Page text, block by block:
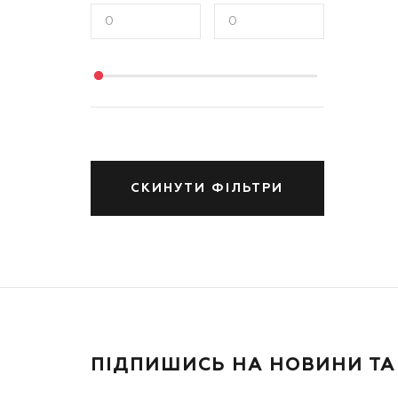
СКИНУТИ ФІЛЬТРИ
ПІДПИШИСЬ НА НОВИНИ ТА